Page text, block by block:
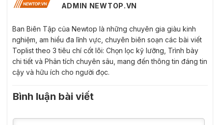
ADMIN NEWTOP.VN
Ban Biên Tập của Newtop là những chuyên gia giàu kinh
nghiệm, am hiểu đa lĩnh vực, chuyên biên soạn các bài viết
Toplist theo 3 tiêu chí cốt lõi: Chọn lọc kỹ lưỡng, Trình bày
chi tiết và Phân tích chuyên sâu, mang đến thông tin đáng tin
cậy và hữu ích cho người đọc.
Bình luận bài viết